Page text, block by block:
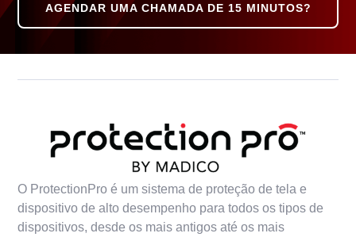
AGENDAR UMA CHAMADA DE 15 MINUTOS?
O ProtectionPro é um sistema de proteção de tela e
dispositivo de alto desempenho para todos os tipos de
dispositivos, desde os mais antigos até os mais